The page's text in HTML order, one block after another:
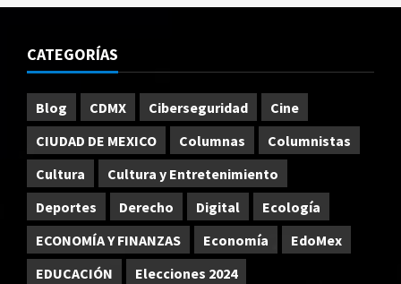
CATEGORÍAS
Blog CDMX Ciberseguridad
Cine
CIUDAD DE MEXICO
Columnas
Columnistas
Cultura
Cultura y Entretenimiento
Deportes
Derecho Digital
Ecología
ECONOMÍA Y FINANZAS
Economía
EdoMex
EDUCACIÓN
Elecciones 2024